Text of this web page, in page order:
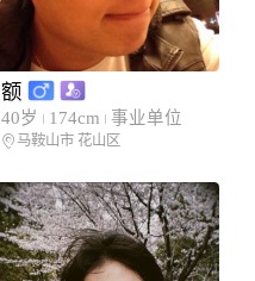
额
40岁 174cm 事业单位
马鞍山市 花山区